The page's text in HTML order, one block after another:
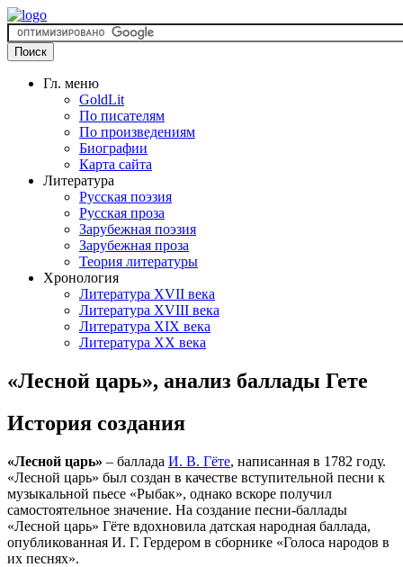
Гл. меню
GoldLit
По писателям
По произведениям
Биографии
Карта сайта
Литература
Русская поэзия
Русская проза
Зарубежная поэзия
Зарубежная проза
Теория литературы
Хронология
Литература XVII века
Литература XVIII века
Литература XIX века
Литература XX века
«Лесной царь», анализ баллады Гете
История создания
«Лесной царь» – баллада И. В. Гёте, написанная в 1782 году.
«Лесной царь» был создан в качестве вступительной песни к
музыкальной пьесе «Рыбак», однако вскоре получил
самостоятельное значение. На создание песни-баллады
«Лесной царь» Гёте вдохновила датская народная баллада,
опубликованная И. Г. Гердером в сборнике «Голоса народов в
их песнях».